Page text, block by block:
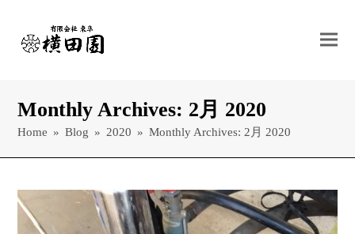
Monthly Archives: 2月 2020
Home » Blog » 2020 » Monthly Archives: 2月 2020